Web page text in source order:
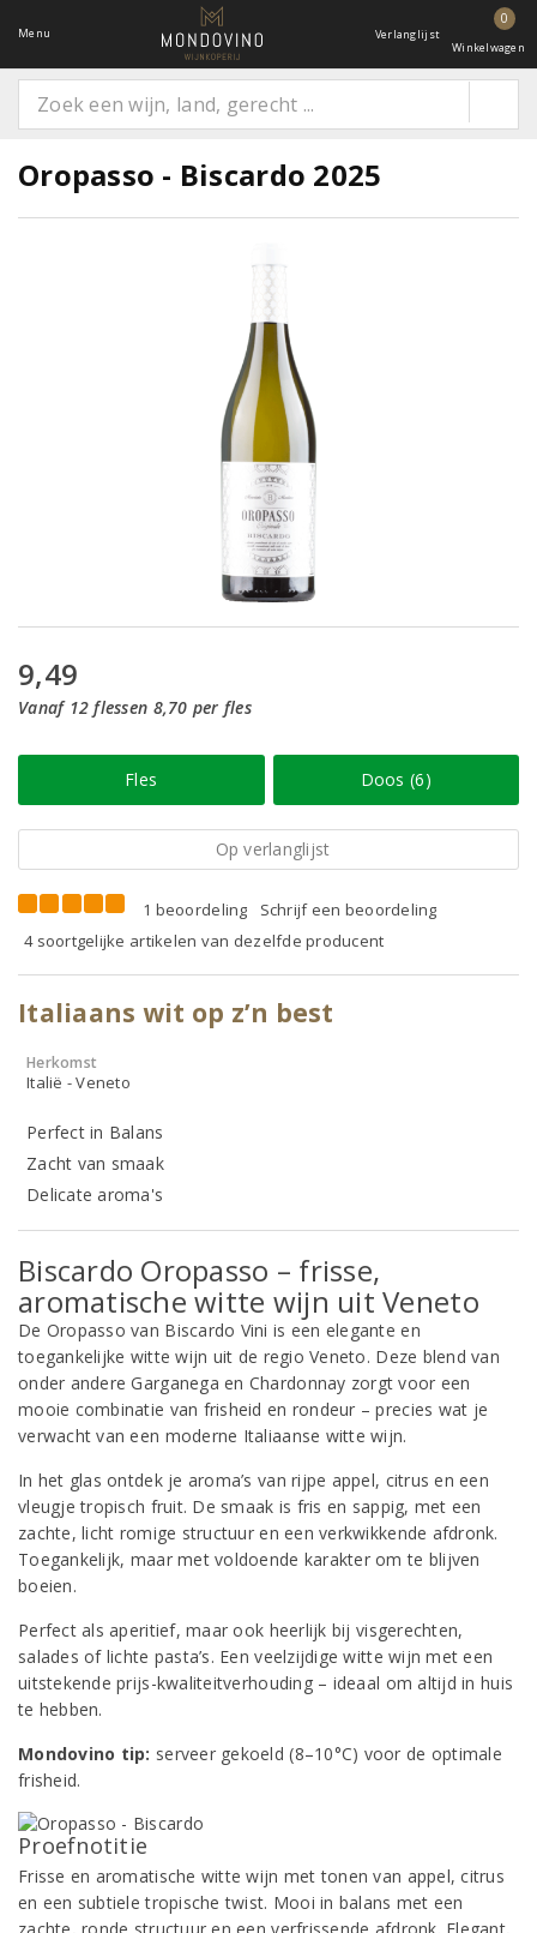
Menu Verlanglijst
0
Winkelwagen
Oropasso - Biscardo 2025
9,49
Vanaf 12 flessen 8,70 per fles
Fles Doos (6)
Op verlanglijst
1 beoordeling
Schrijf een beoordeling
4 soortgelijke artikelen van dezelfde producent
Italiaans wit op z’n best
Herkomst
Italië - Veneto
Perfect in Balans
Zacht van smaak
Delicate aroma's
Biscardo Oropasso – frisse,
aromatische witte wijn uit Veneto
De Oropasso van Biscardo Vini is een elegante en
toegankelijke witte wijn uit de regio Veneto. Deze blend van
onder andere Garganega en Chardonnay zorgt voor een
mooie combinatie van frisheid en rondeur – precies wat je
verwacht van een moderne Italiaanse witte wijn.
In het glas ontdek je aroma’s van rijpe appel, citrus en een
vleugje tropisch fruit. De smaak is fris en sappig, met een
zachte, licht romige structuur en een verkwikkende afdronk.
Toegankelijk, maar met voldoende karakter om te blijven
boeien.
Perfect als aperitief, maar ook heerlijk bij visgerechten,
salades of lichte pasta’s. Een veelzijdige witte wijn met een
uitstekende prijs-kwaliteitverhouding – ideaal om altijd in huis
te hebben.
Mondovino tip: serveer gekoeld (8–10°C) voor de optimale
frisheid.
Proefnotitie
Frisse en aromatische witte wijn met tonen van appel, citrus
en een subtiele tropische twist. Mooi in balans met een